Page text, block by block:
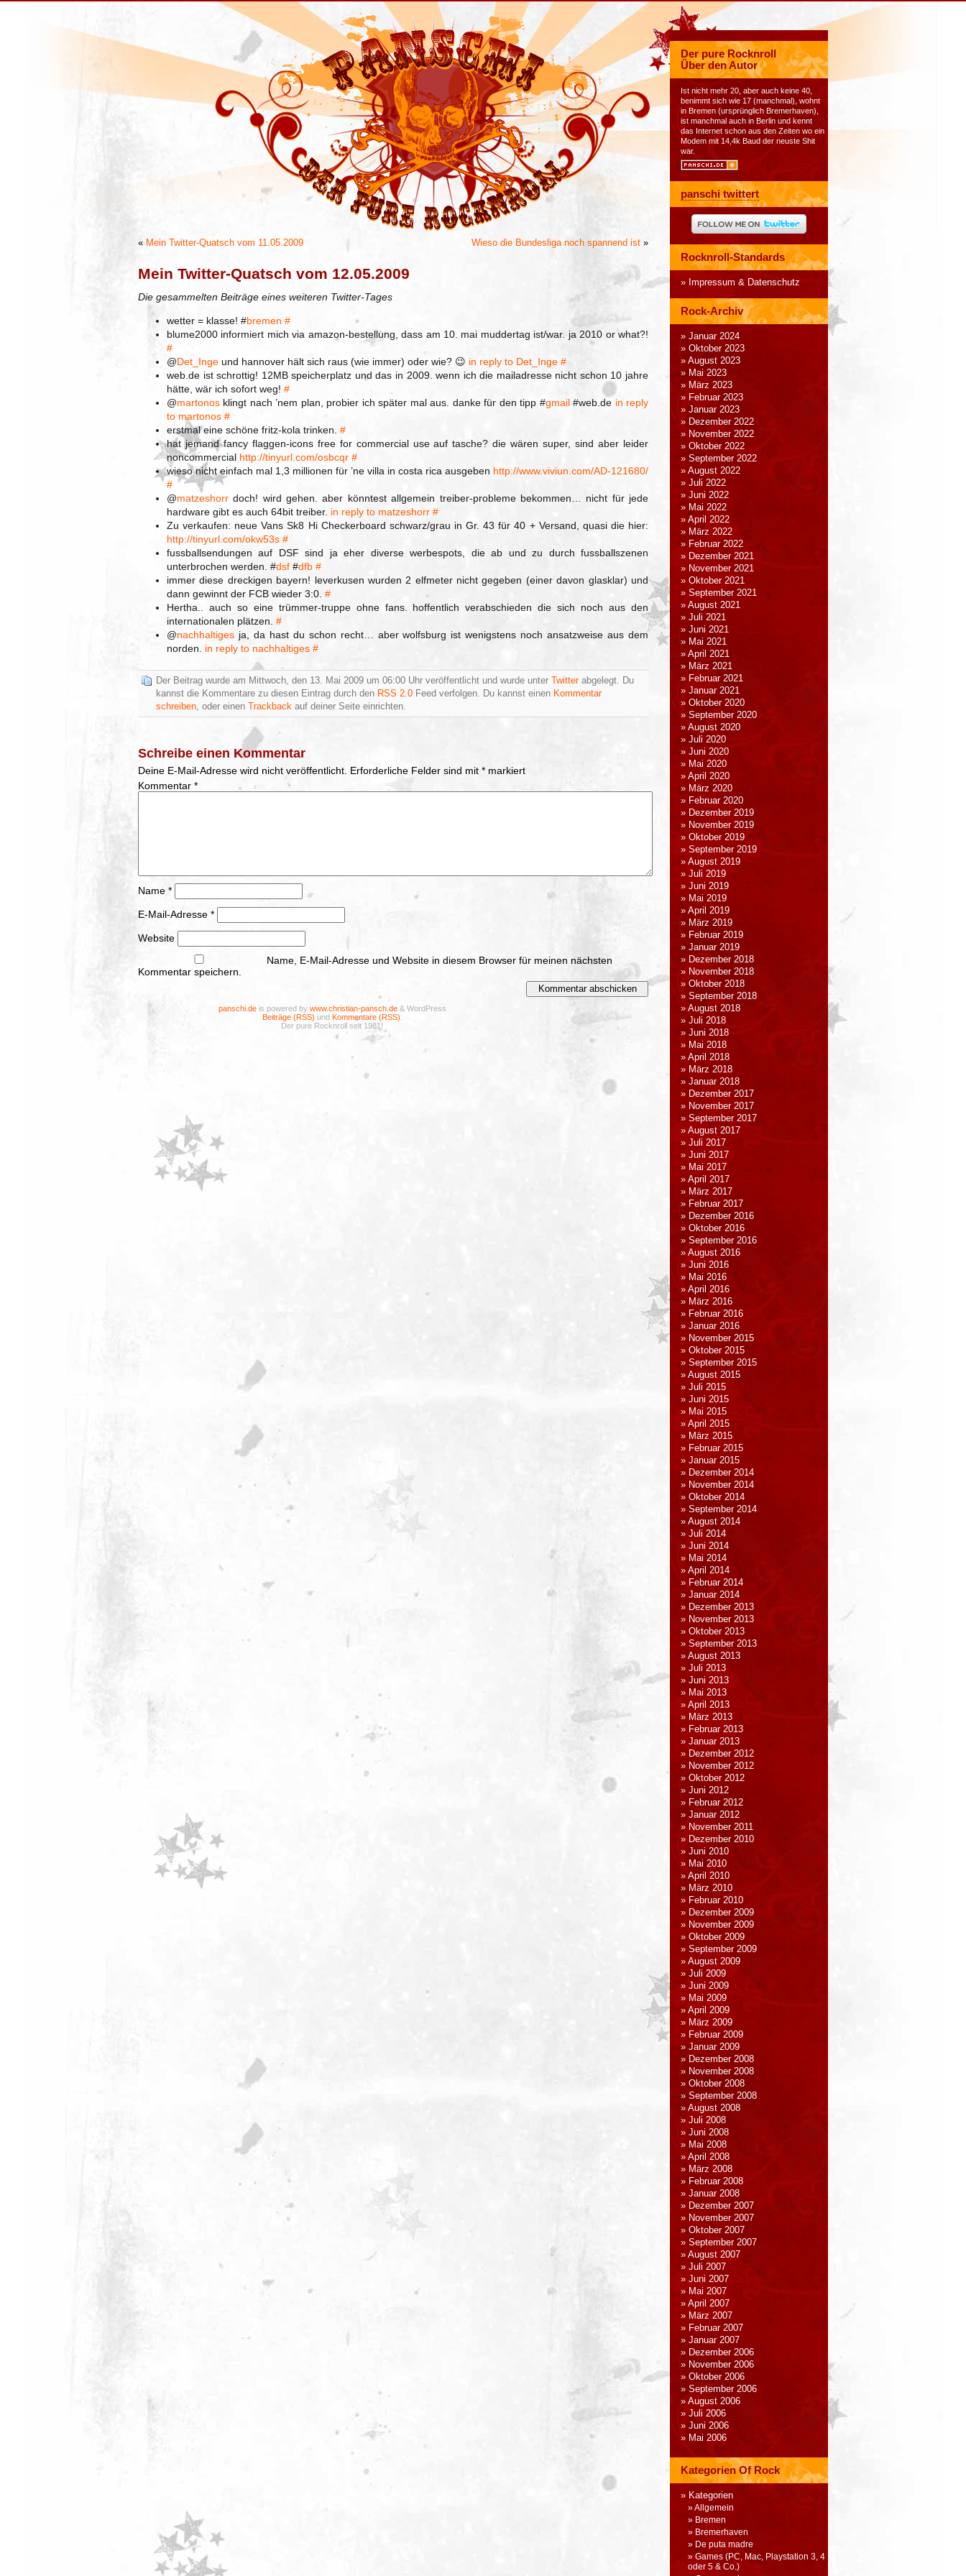
« Mein Twitter-Quatsch vom 11.05.2009 Wieso die Bundesliga noch spannend ist »
Mein Twitter-Quatsch vom 12.05.2009
Die gesammelten Beiträge eines weiteren Twitter-Tages
wetter = klasse! #bremen #
blume2000 informiert mich via amazon-bestellung, dass am 10. mai muddertag ist/war. ja 2010 or what?!
#
@Det_Inge und hannover hält sich raus (wie immer) oder wie? 😉 in reply to Det_Inge #
web.de ist schrottig! 12MB speicherplatz und das in 2009. wenn ich die mailadresse nicht schon 10 jahre
hätte, wär ich sofort weg! #
@martonos klingt nach ’nem plan, probier ich später mal aus. danke für den tipp #gmail#web.de in reply
to martonos #
erstmal eine schöne fritz-kola trinken. #
hat jemand fancy flaggen-icons free for commercial use auf tasche? die wären super, sind aber leider
noncommercial http://tinyurl.com/osbcqr #
wieso nicht einfach mal 1,3 millionen für ’ne villa in costa rica ausgeben http://www.viviun.com/AD-121680/
#
@matzeshorr doch! wird gehen. aber könntest allgemein treiber-probleme bekommen… nicht für jede
hardware gibt es auch 64bit treiber. in reply to matzeshorr #
Zu verkaufen: neue Vans Sk8 Hi Checkerboard schwarz/grau in Gr. 43 für 40 + Versand, quasi die hier:
http://tinyurl.com/okw53s #
fussballsendungen auf DSF sind ja eher diverse werbespots, die ab und zu durch fussballszenen
unterbrochen werden. #dsf #dfb #
immer diese dreckigen bayern! leverkusen wurden 2 elfmeter nicht gegeben (einer davon glasklar) und
dann gewinnt der FCB wieder 3:0. #
Hertha.. auch so eine trümmer-truppe ohne fans. hoffentlich verabschieden die sich noch aus den
internationalen plätzen. #
@nachhaltiges ja, da hast du schon recht… aber wolfsburg ist wenigstens noch ansatzweise aus dem
norden. in reply to nachhaltiges #
Der Beitrag wurde am Mittwoch, den 13. Mai 2009 um 06:00 Uhr veröffentlicht und wurde unter Twitterabgelegt. Du
kannst die Kommentare zu diesen Eintrag durch den RSS 2.0 Feed verfolgen. Du kannst einen Kommentar
schreiben, oder einen Trackback auf deiner Seite einrichten.
Schreibe einen Kommentar
Deine E-Mail-Adresse wird nicht veröffentlicht. Erforderliche Felder sind mit * markiert
Kommentar *
Name *
E-Mail-Adresse *
Website
Name, E-Mail-Adresse und Website in diesem Browser für meinen nächsten
Kommentar speichern.
Der pure Rocknroll
Über den Autor
Ist nicht mehr 20, aber auch keine 40,
benimmt sich wie 17 (manchmal), wohnt
in Bremen (ursprünglich Bremerhaven),
ist manchmal auch in Berlin und kennt
das Internet schon aus den Zeiten wo ein
Modem mit 14,4k Baud der neuste Shit
war.
panschi twittert
Rocknroll-Standards
Impressum & Datenschutz
Rock-Archiv
Januar 2024
Oktober 2023
August 2023
Mai 2023
März 2023
Februar 2023
Januar 2023
Dezember 2022
November 2022
Oktober 2022
September 2022
August 2022
Juli 2022
Juni 2022
Mai 2022
April 2022
März 2022
Februar 2022
Dezember 2021
November 2021
Oktober 2021
September 2021
August 2021
Juli 2021
Juni 2021
Mai 2021
April 2021
März 2021
Februar 2021
Januar 2021
Oktober 2020
September 2020
August 2020
Juli 2020
Juni 2020
Mai 2020
April 2020
März 2020
Februar 2020
Dezember 2019
November 2019
Oktober 2019
September 2019
August 2019
Juli 2019
Juni 2019
Mai 2019
April 2019
März 2019
Februar 2019
Januar 2019
Dezember 2018
November 2018
Oktober 2018
September 2018
August 2018
Juli 2018
Juni 2018
Mai 2018
April 2018
März 2018
Januar 2018
Dezember 2017
November 2017
September 2017
August 2017
Juli 2017
Juni 2017
Mai 2017
April 2017
März 2017
Februar 2017
Dezember 2016
Oktober 2016
September 2016
August 2016
Juni 2016
Mai 2016
April 2016
März 2016
Februar 2016
Januar 2016
November 2015
Oktober 2015
September 2015
August 2015
Juli 2015
Juni 2015
Mai 2015
April 2015
März 2015
Februar 2015
Januar 2015
Dezember 2014
November 2014
Oktober 2014
September 2014
August 2014
Juli 2014
Juni 2014
Mai 2014
April 2014
Februar 2014
Januar 2014
Dezember 2013
November 2013
Oktober 2013
September 2013
August 2013
Juli 2013
Juni 2013
Mai 2013
April 2013
März 2013
Februar 2013
Januar 2013
Dezember 2012
November 2012
Oktober 2012
Juni 2012
Februar 2012
Januar 2012
November 2011
Dezember 2010
Juni 2010
Mai 2010
April 2010
März 2010
Februar 2010
Dezember 2009
November 2009
Oktober 2009
September 2009
August 2009
Juli 2009
Juni 2009
Mai 2009
April 2009
März 2009
Februar 2009
Januar 2009
Dezember 2008
November 2008
Oktober 2008
September 2008
August 2008
Juli 2008
Juni 2008
Mai 2008
April 2008
März 2008
Februar 2008
Januar 2008
Dezember 2007
November 2007
Oktober 2007
September 2007
August 2007
Juli 2007
Juni 2007
Mai 2007
April 2007
März 2007
Februar 2007
Januar 2007
Dezember 2006
November 2006
Oktober 2006
September 2006
August 2006
Juli 2006
Juni 2006
Mai 2006
Kategorien Of Rock
Kategorien
Allgemein
Bremen
Bremerhaven
De puta madre
Games (PC, Mac, Playstation 3, 4
oder 5 & Co.)
panschi.deis powered by www.christian-pansch.de& WordPress
Beiträge (RSS) und Kommentare (RSS)
Der pure Rocknroll seit 1981!